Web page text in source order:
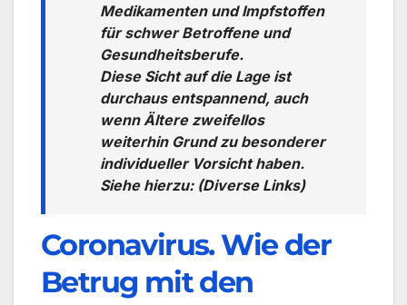
Medikamenten und Impfstoffen
für schwer Betroffene und
Gesundheitsberufe.
Diese Sicht auf die Lage ist
durchaus entspannend, auch
wenn Ältere zweifellos
weiterhin Grund zu besonderer
individueller Vorsicht haben.
Siehe hierzu: (Diverse Links)
Coronavirus. Wie der
Betrug mit den